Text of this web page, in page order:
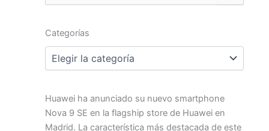
por:
Categorías
Categorías
Huawei ha anunciado su nuevo smartphone
Nova 9 SE en la flagship store de Huawei en
Madrid. La característica más destacada de este